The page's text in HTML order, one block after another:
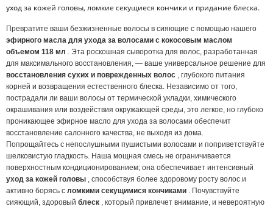
уход за кожей головы, ломкие секущиеся кончики и придание блеска.
Превратите ваши безжизненные волосы в сияющие с помощью нашего
эфирного масла для ухода за волосами с кокосовым маслом
объемом 118 мл . Эта роскошная сыворотка для волос, разработанная
для максимального восстановления, — ваше универсальное решение для
восстановления сухих и поврежденных волос , глубокого питания
корней и возвращения естественного блеска. Независимо от того,
пострадали ли ваши волосы от термической укладки, химического
окрашивания или воздействия окружающей среды, это легкое, но глубоко
проникающее эфирное масло для ухода за волосами обеспечит
восстановление салонного качества, не выходя из дома.
Попрощайтесь с непослушными пушистыми волосами и поприветствуйте
шелковистую гладкость. Наша мощная смесь не ограничивается
поверхностным кондиционированием; она обеспечивает интенсивный
уход за кожей головы , способствуя более здоровому росту волос и
активно борясь с ломкими секущимися кончиками . Почувствуйте
сияющий, здоровый блеск , который привлечет внимание, и невероятную